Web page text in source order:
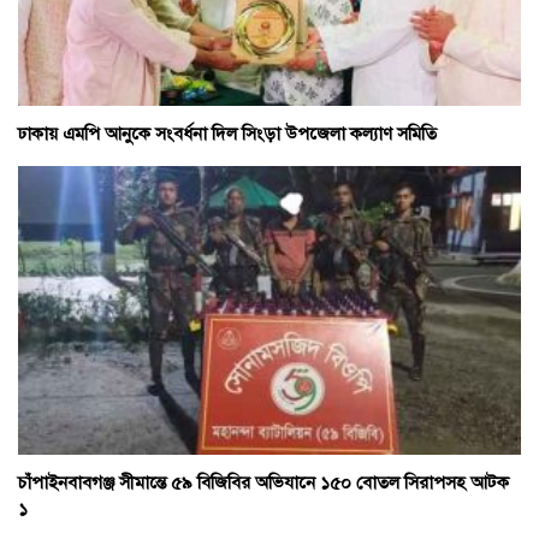
ঢাকায় এমপি আনুকে সংবর্ধনা দিল সিংড়া উপজেলা কল্যাণ সমিতি
চাঁপাইনবাবগঞ্জ সীমান্তে ৫৯ বিজিবির অভিযানে ১৫০ বোতল সিরাপসহ আটক
১